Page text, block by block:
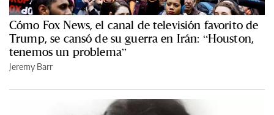
Cómo Fox News, el canal de televisión favorito de
Trump, se cansó de su guerra en Irán: “Houston,
tenemos un problema”
Jeremy Barr